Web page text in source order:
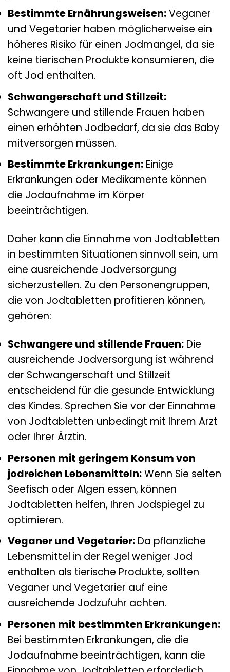
Bestimmte Ernährungsweisen:Veganer
und Vegetarier haben möglicherweise ein
höheres Risiko für einen Jodmangel, da sie
keine tierischen Produkte konsumieren, die
oft Jod enthalten.
Schwangerschaft und Stillzeit:
Schwangere und stillende Frauen haben
einen erhöhten Jodbedarf, da sie das Baby
mitversorgen müssen.
Bestimmte Erkrankungen: Einige
Erkrankungen oder Medikamente können
die Jodaufnahme im Körper
beeinträchtigen.
Daher kann die Einnahme von Jodtabletten
in bestimmten Situationen sinnvoll sein, um
eine ausreichende Jodversorgung
sicherzustellen. Zu den Personengruppen,
die von Jodtabletten profitieren können,
gehören:
Schwangere und stillende Frauen: Die
ausreichende Jodversorgung ist während
der Schwangerschaft und Stillzeit
entscheidend für die gesunde Entwicklung
des Kindes. Sprechen Sie vor der Einnahme
von Jodtabletten unbedingt mit Ihrem Arzt
oder Ihrer Ärztin.
Personen mit geringem Konsum von
jodreichen Lebensmitteln:Wenn Sie selten
Seefisch oder Algen essen, können
Jodtabletten helfen, Ihren Jodspiegel zu
optimieren.
Veganer und Vegetarier: Da pflanzliche
Lebensmittel in der Regel weniger Jod
enthalten als tierische Produkte, sollten
Veganer und Vegetarier auf eine
ausreichende Jodzufuhr achten.
Personen mit bestimmten Erkrankungen:
Bei bestimmten Erkrankungen, die die
Jodaufnahme beeinträchtigen, kann die